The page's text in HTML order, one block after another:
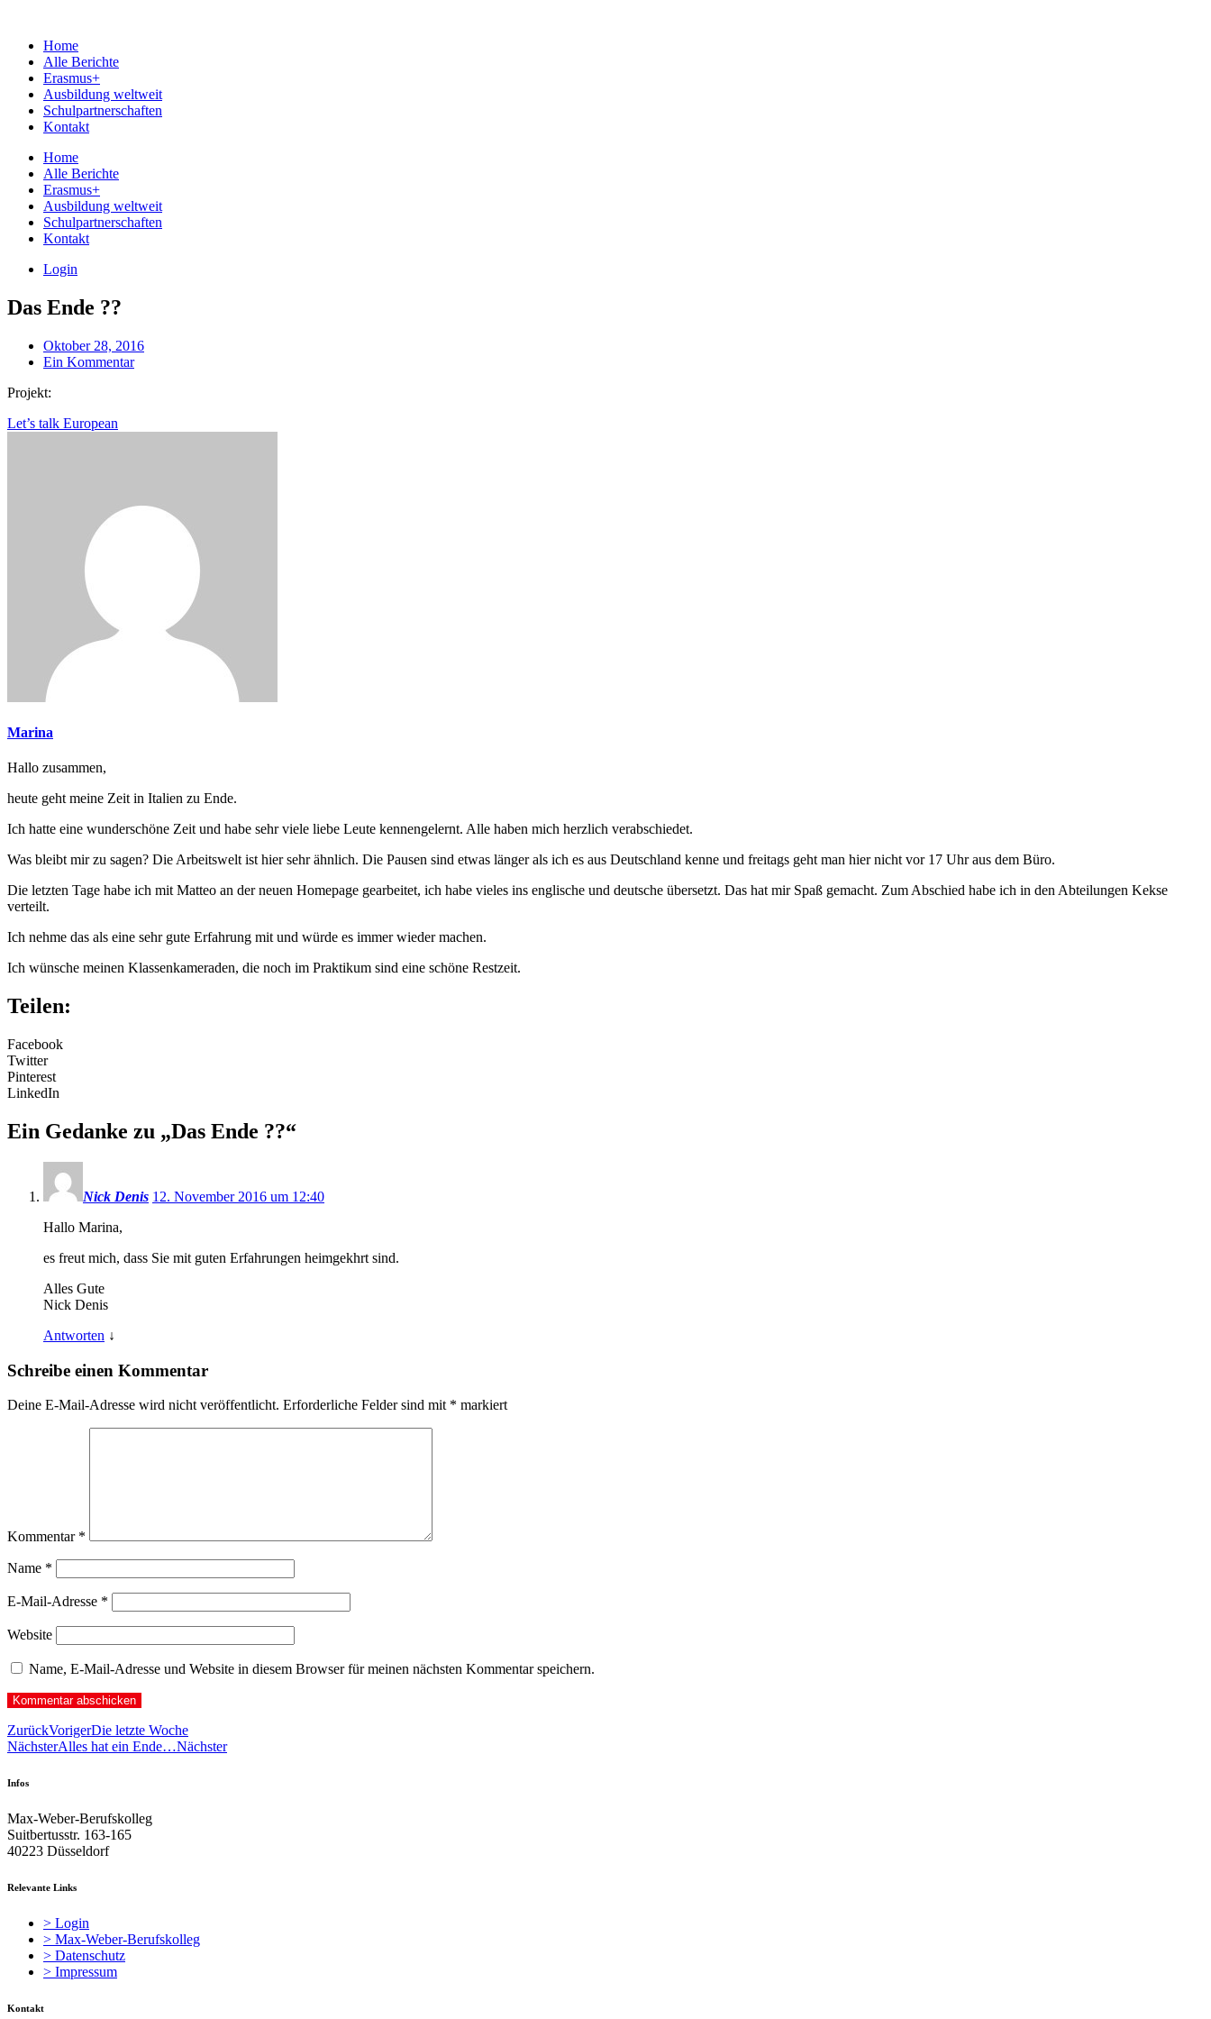
Home
Alle Berichte
Erasmus+
Ausbildung weltweit
Schulpartnerschaften
Kontakt
Home
Alle Berichte
Erasmus+
Ausbildung weltweit
Schulpartnerschaften
Kontakt
Login
Das Ende ??
Oktober 28, 2016
Ein Kommentar
Projekt:
Let’s talk European
Marina
Hallo zusammen,
heute geht meine Zeit in Italien zu Ende.
Ich hatte eine wunderschöne Zeit und habe sehr viele liebe Leute kennengelernt. Alle haben mich herzlich verabschiedet.
Was bleibt mir zu sagen? Die Arbeitswelt ist hier sehr ähnlich. Die Pausen sind etwas länger als ich es aus Deutschland kenne und freitags geht man hier nicht vor 17 Uhr aus dem Büro.
Die letzten Tage habe ich mit Matteo an der neuen Homepage gearbeitet, ich habe vieles ins englische und deutsche übersetzt. Das hat mir Spaß gemacht. Zum Abschied habe ich in den Abteilungen Kekse
verteilt.
Ich nehme das als eine sehr gute Erfahrung mit und würde es immer wieder machen.
Ich wünsche meinen Klassenkameraden, die noch im Praktikum sind eine schöne Restzeit.
Teilen:
Facebook
Twitter
Pinterest
LinkedIn
Ein Gedanke zu „Das Ende ??“
Nick Denis 12. November 2016 um 12:40
Hallo Marina,
es freut mich, dass Sie mit guten Erfahrungen heimgekhrt sind.
Alles Gute
Nick Denis
Antworten ↓
Schreibe einen Kommentar
Deine E-Mail-Adresse wird nicht veröffentlicht. Erforderliche Felder sind mit * markiert
Kommentar *
Name *
E-Mail-Adresse *
Website
Name, E-Mail-Adresse und Website in diesem Browser für meinen nächsten Kommentar speichern.
ZurückVorigerDie letzte Woche
NächsterAlles hat ein Ende…Nächster
Infos
Max-Weber-Berufskolleg
Suitbertusstr. 163-165
40223 Düsseldorf
Relevante Links
> Login
> Max-Weber-Berufskolleg
> Datenschutz
> Impressum
Kontakt